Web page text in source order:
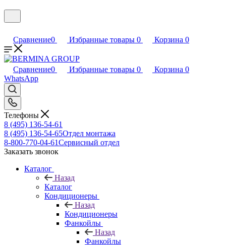
Сравнение0 Избранные товары 0 Корзина 0
Сравнение0 Избранные товары 0 Корзина 0
WhatsApp
Телефоны
8 (495) 136-54-61
8 (495) 136-54-65Отдел монтажа
8-800-770-04-61Сервисный отдел
Заказать звонок
Каталог
Назад
Каталог
Кондиционеры
Назад
Кондиционеры
Фанкойлы
Назад
Фанкойлы